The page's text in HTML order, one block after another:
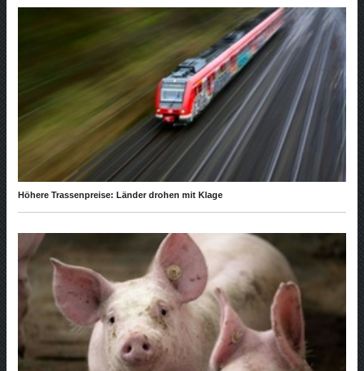
Höhere Trassenpreise: Länder drohen mit Klage